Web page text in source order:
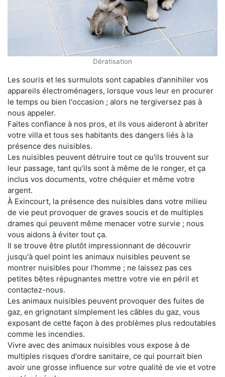
Dératisation
Les souris et les surmulots sont capables d'annihiler vos
appareils électroménagers, lorsque vous leur en procurer
le temps ou bien l'occasion ; alors ne tergiversez pas à
nous appeler.
Faites confiance à nos pros, et ils vous aideront à abriter
votre villa et tous ses habitants des dangers liés à la
présence des nuisibles.
Les nuisibles peuvent détruire tout ce qu'ils trouvent sur
leur passage, tant qu'ils sont à même de le ronger, et ça
inclus vos documents, votre chéquier et même votre
argent.
À Exincourt, la présence des nuisibles dans votre milieu
de vie peut provoquer de graves soucis et de multiples
drames qui peuvent même menacer votre survie ; nous
vous aidons à éviter tout ça.
Il se trouve être plutôt impressionnant de découvrir
jusqu'à quel point les animaux nuisibles peuvent se
montrer nuisibles pour l'homme ; ne laissez pas ces
petites bêtes répugnantes mettre votre vie en péril et
contactez-nous.
Les animaux nuisibles peuvent provoquer des fuites de
gaz, en grignotant simplement les câbles du gaz, vous
exposant de cette façon à des problèmes plus redoutables
comme les incendies.
Vivre avec des animaux nuisibles vous expose à de
multiples risques d'ordre sanitaire, ce qui pourrait bien
avoir une grosse influence sur votre qualité de vie et votre